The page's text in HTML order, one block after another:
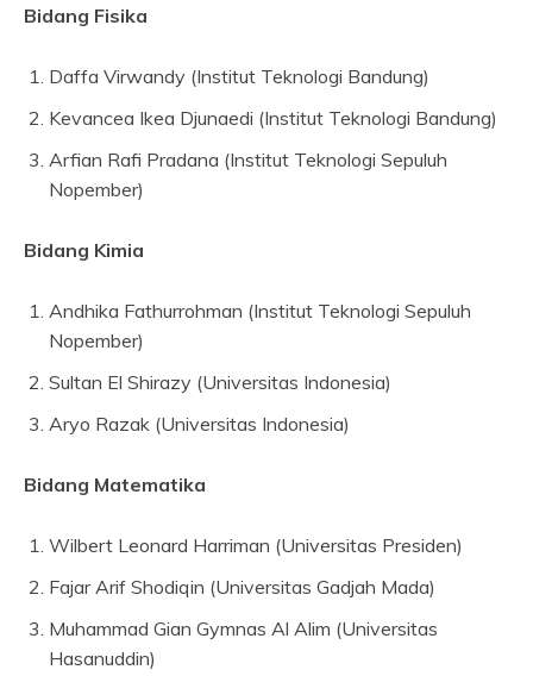
Bidang Fisika
Daffa Virwandy (Institut Teknologi Bandung)
Kevancea Ikea Djunaedi (Institut Teknologi Bandung)
Arfian Rafi Pradana (Institut Teknologi Sepuluh
Nopember)
Bidang Kimia
Andhika Fathurrohman (Institut Teknologi Sepuluh
Nopember)
Sultan El Shirazy (Universitas Indonesia)
Aryo Razak (Universitas Indonesia)
Bidang Matematika
Wilbert Leonard Harriman (Universitas Presiden)
Fajar Arif Shodiqin (Universitas Gadjah Mada)
Muhammad Gian Gymnas Al Alim (Universitas
Hasanuddin)